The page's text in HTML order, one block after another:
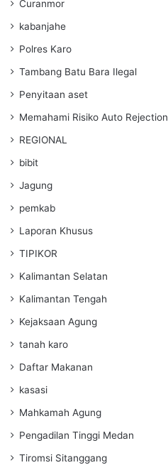
Curanmor
kabanjahe
Polres Karo
Tambang Batu Bara Ilegal
Penyitaan aset
Memahami Risiko Auto Rejection
REGIONAL
bibit
Jagung
pemkab
Laporan Khusus
TIPIKOR
Kalimantan Selatan
Kalimantan Tengah
Kejaksaan Agung
tanah karo
Daftar Makanan
kasasi
Mahkamah Agung
Pengadilan Tinggi Medan
Tiromsi Sitanggang